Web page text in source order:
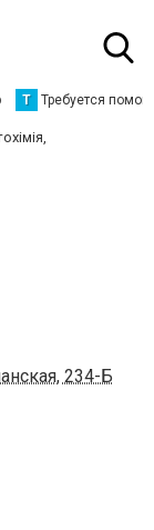
Т Требуется
234-Б